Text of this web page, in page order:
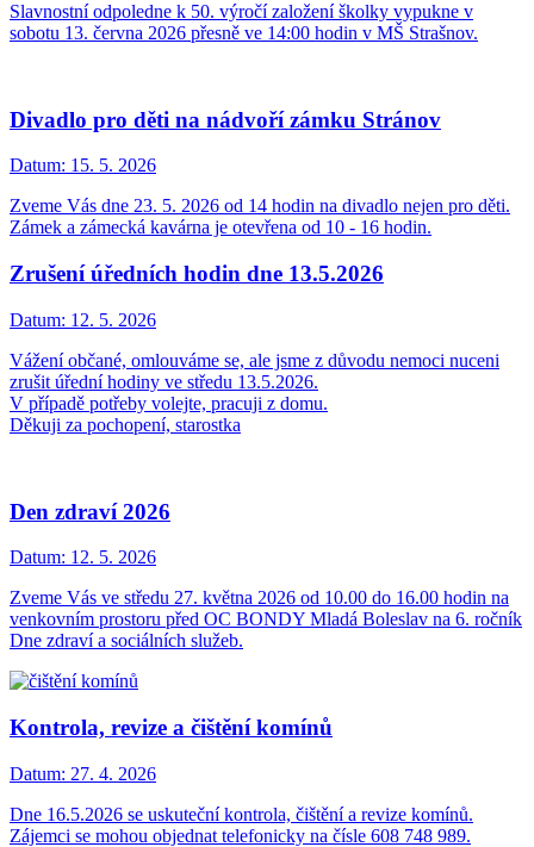
Slavnostní odpoledne k 50. výročí založení školky vypukne v
sobotu 13. června 2026 přesně ve 14:00 hodin v MŠ Strašnov.
Divadlo pro děti na nádvoří zámku Stránov
Datum: 15. 5. 2026
Zveme Vás dne 23. 5. 2026 od 14 hodin na divadlo nejen pro děti.
Zámek a zámecká kavárna je otevřena od 10 - 16 hodin.
Zrušení úředních hodin dne 13.5.2026
Datum: 12. 5. 2026
Vážení občané, omlouváme se, ale jsme z důvodu nemoci nuceni
zrušit úřední hodiny ve středu 13.5.2026.
V případě potřeby volejte, pracuji z domu.
Děkuji za pochopení, starostka
Den zdraví 2026
Datum: 12. 5. 2026
Zveme Vás ve středu 27. května 2026 od 10.00 do 16.00 hodin na
venkovním prostoru před OC BONDY Mladá Boleslav na 6. ročník
Dne zdraví a sociálních služeb.
Kontrola, revize a čištění komínů
Datum: 27. 4. 2026
Dne 16.5.2026 se uskuteční kontrola, čištění a revize komínů.
Zájemci se mohou objednat telefonicky na čísle 608 748 989.